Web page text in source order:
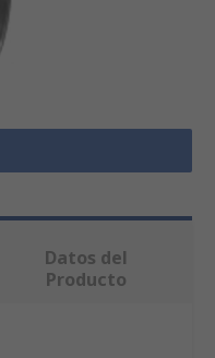
Datos del
Producto